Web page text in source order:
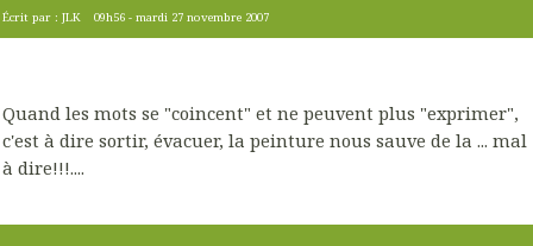
Écrit par : JLK 09h56 -mardi 27 novembre 2007
Quand les mots se "coincent" et ne peuvent plus "exprimer",
c'est à dire sortir, évacuer, la peinture nous sauve de la ... mal
à dire!!!....